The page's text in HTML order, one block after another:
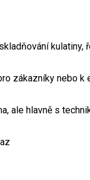
kulatiny,
zákazníky nebo
ale hlavně s